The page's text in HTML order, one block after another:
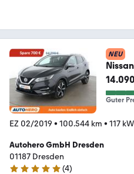
NEU
Guter
EZ 02/2019 • 100.544 km • 117
Autohero GmbH Dresden
01187 Dresden
(4)